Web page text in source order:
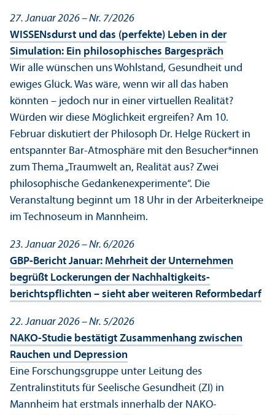
27. Januar 2026 – Nr. 7/2026
WISSENsdurst und das (perfekte) Leben in der
Simulation: Ein philosophisches Bargespräch
Wir alle wünschen uns Wohlstand, Gesundheit und
ewiges Glück. Was wäre, wenn wir all das haben
könnten – jedoch nur in einer virtuellen Realität?
Würden wir diese Möglichkeit ergreifen? Am 10.
Februar diskutiert der Philosoph Dr. Helge Rückert in
entspannter Bar-Atmosphäre mit den Besucher*innen
zum Thema „Traumwelt an, Realität aus? Zwei
philosophische Gedankenexperimente“. Die
Veranstaltung beginnt um 18 Uhr in der Arbeiterkneipe
im Technoseum in Mannheim.
23. Januar 2026 – Nr. 6/2026
GBP-Bericht Januar: Mehrheit der Unter­nehmen
begrüßt Lockerungen der Nachhaltigkeits­
berichtspflichten – sieht aber weiteren Reformbedarf
22. Januar 2026 – Nr. 5/2026
NAKO-Studie bestätigt Zusammenhang zwischen
Rauchen und Depression
Eine Forschungs­gruppe unter Leitung des
Zentralinstituts für Seelische Gesundheit (ZI) in
Mannheim hat erstmals innerhalb der NAKO-